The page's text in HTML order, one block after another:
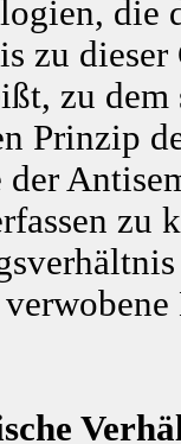
die
zu
zu
Prinzip
zu